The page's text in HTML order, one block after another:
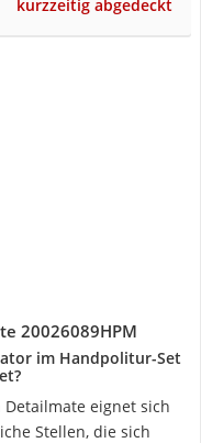
kurzzeitig abgedeckt
20026089HPM
im Handpolitur-Set‎
eignet sich
Stellen, die sich